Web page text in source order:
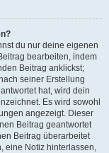
du nur deine eigenen
bearbeiten, indem
Beitrag anklickst;
seiner Erstellung
hat, wird dein
Es wird sowohl
angezeigt. Dieser
Beitrag geantwortet
Beitrag überarbeitet
eine Notiz hinterlassen,